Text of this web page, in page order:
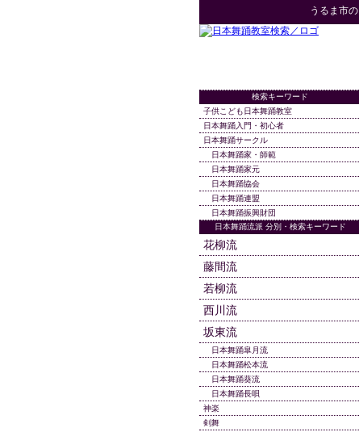
うるま市の
検索キーワード
子供こども日本舞踊教室
日本舞踊入門・初心者
日本舞踊サークル
日本舞踊家・師範
日本舞踊家元
日本舞踊協会
日本舞踊連盟
日本舞踊振興財団
日本舞踊流派 分別・検索キーワード
花柳流
藤間流
若柳流
西川流
坂東流
日本舞踊皐月流
日本舞踊松本流
日本舞踊葵流
日本舞踊長唄
神楽
剣舞